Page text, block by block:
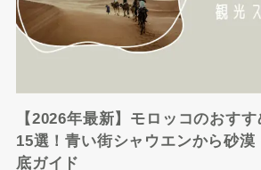
【2026年最新】モロッコのおす
15選！青い街シャウエンから砂漠
底ガイド